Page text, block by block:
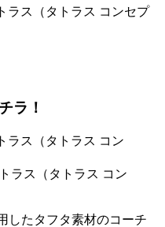
ラ！
ラス（タトラス コン
したタフタ素材のコーチ